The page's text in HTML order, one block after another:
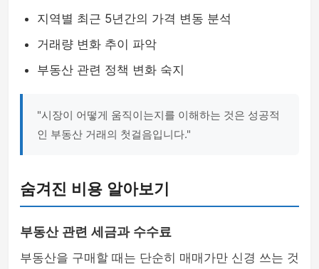
지역별 최근 5년간의 가격 변동 분석
거래량 변화 추이 파악
부동산 관련 정책 변화 숙지
"시장이 어떻게 움직이는지를 이해하는 것은 성공적
인 부동산 거래의 첫걸음입니다."
숨겨진 비용 알아보기
부동산 관련 세금과 수수료
부동산을 구매할 때는 단순히 매매가만 신경 쓰는 것